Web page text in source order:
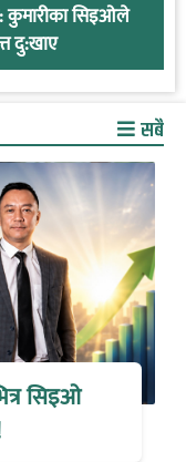
कुमारीका सिइओले
दु:खाए
सबै
सिइओ